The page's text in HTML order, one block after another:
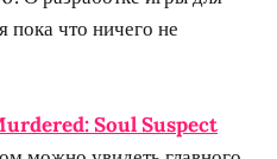
пока что ничего не
Soul Suspect